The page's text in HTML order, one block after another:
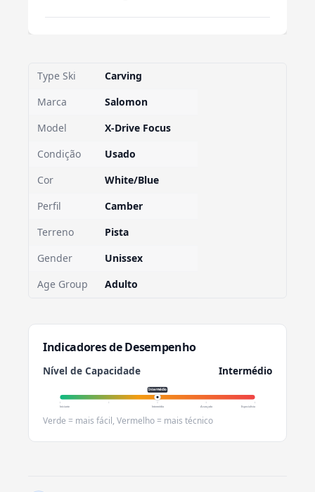
Type Ski
Carving
Marca
Salomon
Model
X-Drive Focus
Condição
Usado
Cor
White/Blue
Perfil
Camber
Terreno
Pista
Gender
Unissex
Age Group
Adulto
Indicadores de Desempenho
Nível de Capacidade Intermédio
Iniciante Intermédio Avançado Especialista
Intermédio
Verde = mais fácil, Vermelho = mais técnico